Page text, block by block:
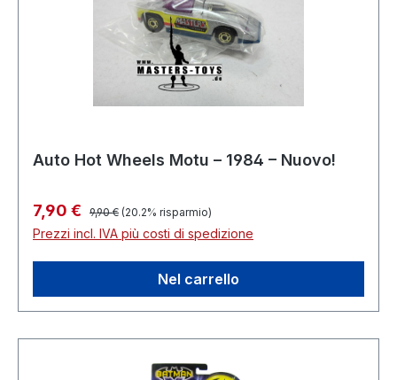
Auto Hot Wheels Motu – 1984 – Nuovo!
Prezzo di vendita:
7,90 € Prezzo normale:
9,90 € (20.2% risparmio)
Prezzi incl. IVA più costi di spedizione
Nel carrello